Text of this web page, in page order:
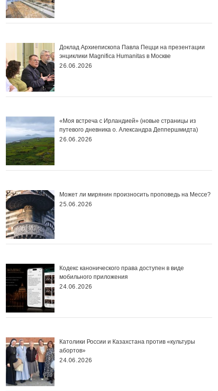
Доклад Архиепископа Павла Пецци на презентации
энциклики Magnifica Нumanitas в Москве
26.06.2026
«Моя встреча с Ирландией» (новые страницы из
путевого дневника о. Александра Деппершмидта)
26.06.2026
Может ли мирянин произносить проповедь на Мессе?
25.06.2026
Кодекс канонического права доступен в виде
мобильного приложения
24.06.2026
Католики России и Казахстана против «культуры
абортов»
24.06.2026